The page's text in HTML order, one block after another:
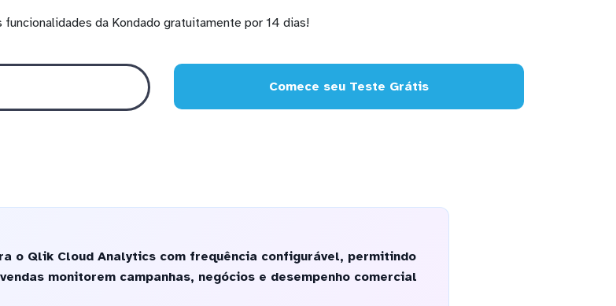
funcionalidades da Kondado gratuitamente por 14 dias!
Comece seu Teste Grátis
o Qlik Cloud Analytics com frequência configurável, permitindo
monitorem campanhas, negócios e desempenho comercial